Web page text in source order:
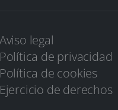
Aviso legal
Política de privacidad
Política de cookies
Ejercicio de derechos